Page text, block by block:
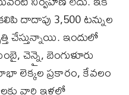
దాదాపు 3,500 టన్నుల
చేస్తున్నాయి. ఇందులో
చెన్నై, బెంగుళూరు
లెక్కల ప్రకారం, కేవలం